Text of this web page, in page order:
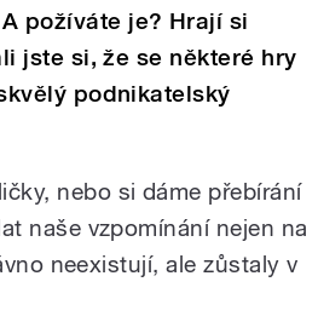
požíváte je? Hrají si
jste si, že se některé hry
podnikatelský
nebo si dáme přebírání
naše vzpomínání nejen na
neexistují, ale zůstaly v